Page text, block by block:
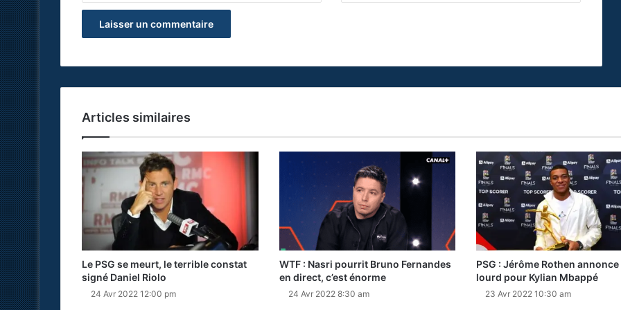
Articles similaires
Le PSG se meurt, le terrible constat
signé Daniel Riolo
24 Avr 2022 12:00 pm
WTF : Nasri pourrit Bruno Fernandes
en direct, c’est énorme
24 Avr 2022 8:30 am
PSG : Jérôme Rothen
lourd pour Kylian Mbappé
23 Avr 2022 10:30 am